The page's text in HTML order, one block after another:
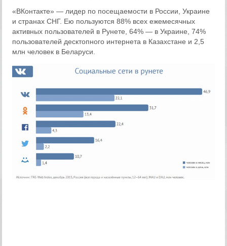
«ВКонтакте» — лидер по посещаемости в России, Украине
и странах СНГ. Ею пользуются 88% всех ежемесячных
активных пользователей в Рунете, 64% — в Украине, 74%
пользователей десктопного интернета в Казахстане и 2,5
млн человек в Беларуси.